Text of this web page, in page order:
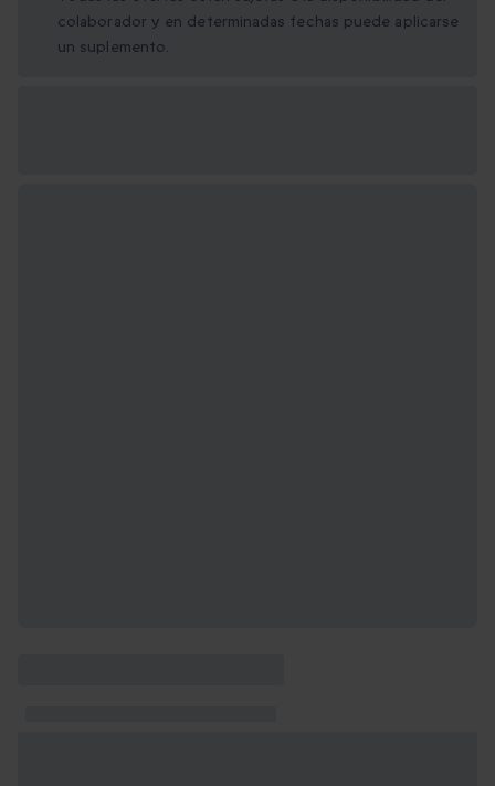
colaborador y en determinadas fechas puede aplicarse
un suplemento.